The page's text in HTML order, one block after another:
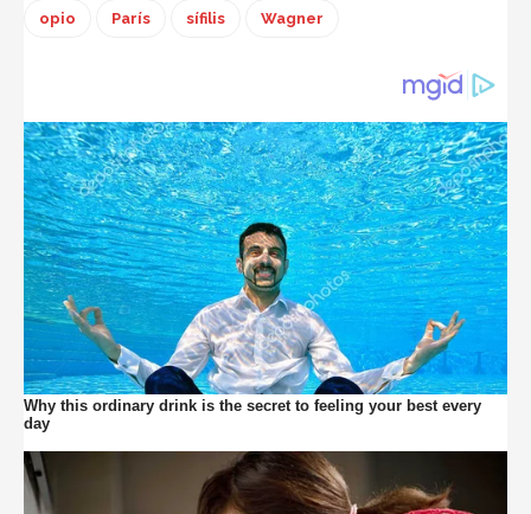
opio París sífilis Wagner